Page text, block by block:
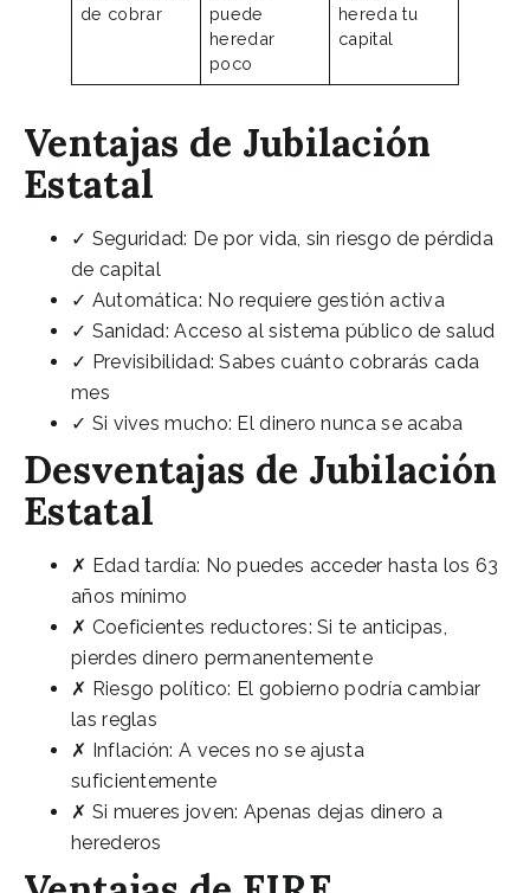
de cobrar
puede
heredar
poco
hereda tu
capital
Ventajas de Jubilación
Estatal
✓ Seguridad: De por vida, sin riesgo de pérdida
de capital
✓ Automática: No requiere gestión activa
✓ Sanidad: Acceso al sistema público de salud
✓ Previsibilidad: Sabes cuánto cobrarás cada
mes
✓ Si vives mucho: El dinero nunca se acaba
Desventajas de Jubilación
Estatal
✗ Edad tardía: No puedes acceder hasta los 63
años mínimo
✗ Coeficientes reductores: Si te anticipas,
pierdes dinero permanentemente
✗ Riesgo político: El gobierno podría cambiar
las reglas
✗ Inflación: A veces no se ajusta
suficientemente
✗ Si mueres joven: Apenas dejas dinero a
herederos